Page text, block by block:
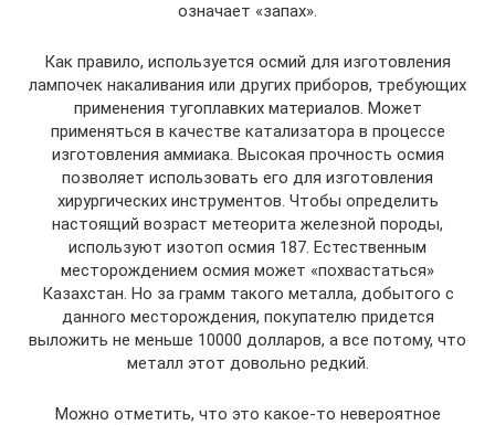
означает «запах».
Как правило, используется осмий для изготовления
лампочек накаливания или других приборов, требующих
применения тугоплавких материалов. Может
применяться в качестве катализатора в процессе
изготовления аммиака. Высокая прочность осмия
позволяет использовать его для изготовления
хирургических инструментов. Чтобы определить
настоящий возраст метеорита железной породы,
используют изотоп осмия 187. Естественным
месторождением осмия может «похвастаться»
Казахстан. Но за грамм такого металла, добытого с
данного месторождения, покупателю придется
выложить не меньше 10000 долларов, а все потому, что
металл этот довольно редкий.
Можно отметить, что это какое-то невероятное